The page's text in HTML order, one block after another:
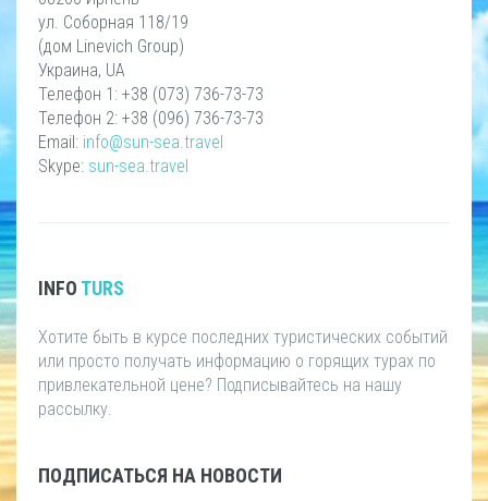
ул. Соборная 118/19
(дом Linevich Group)
Украина, UA
Телефон 1: +38 (073) 736-73-73
Телефон 2: +38 (096) 736-73-73
Email: info@sun-sea.travel
Skype: sun-sea.travel
INFO TURS
Хотите быть в курсе последних туристических событий
или просто получать информацию о горящих турах по
привлекательной цене? Подписывайтесь на нашу
рассылку.
ПОДПИСАТЬСЯ НА НОВОСТИ